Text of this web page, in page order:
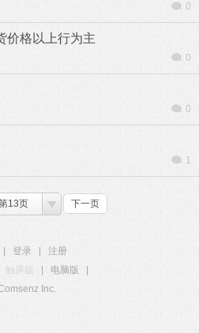
0
价格以上行为主
0
0
1
13页 下一页
登录
注册
触屏版 电脑版
Inc.